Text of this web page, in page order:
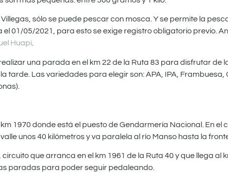
sólo se puede pescar con mosca. Y se permite la
01/05/2021, para esto se exige registro obligatorio previo.
Huapi.
una parada en el km 22 de la Ruta 83 para disfrutar de
tarde. Las variedades para elegir son: APA, IPA, Frambuesa,
1970 donde está el puesto de Gendarmería Nacional. En el
unos 40 kilómetros y va paralela al río Manso hasta la
que arranca en el km 1961 de la Ruta 40 y que llega al
paradas para poder seguir pedaleando.